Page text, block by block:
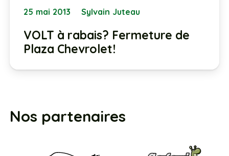
25 mai 2013 Sylvain Juteau
VOLT à rabais? Fermeture de
Plaza Chevrolet!
Nos partenaires